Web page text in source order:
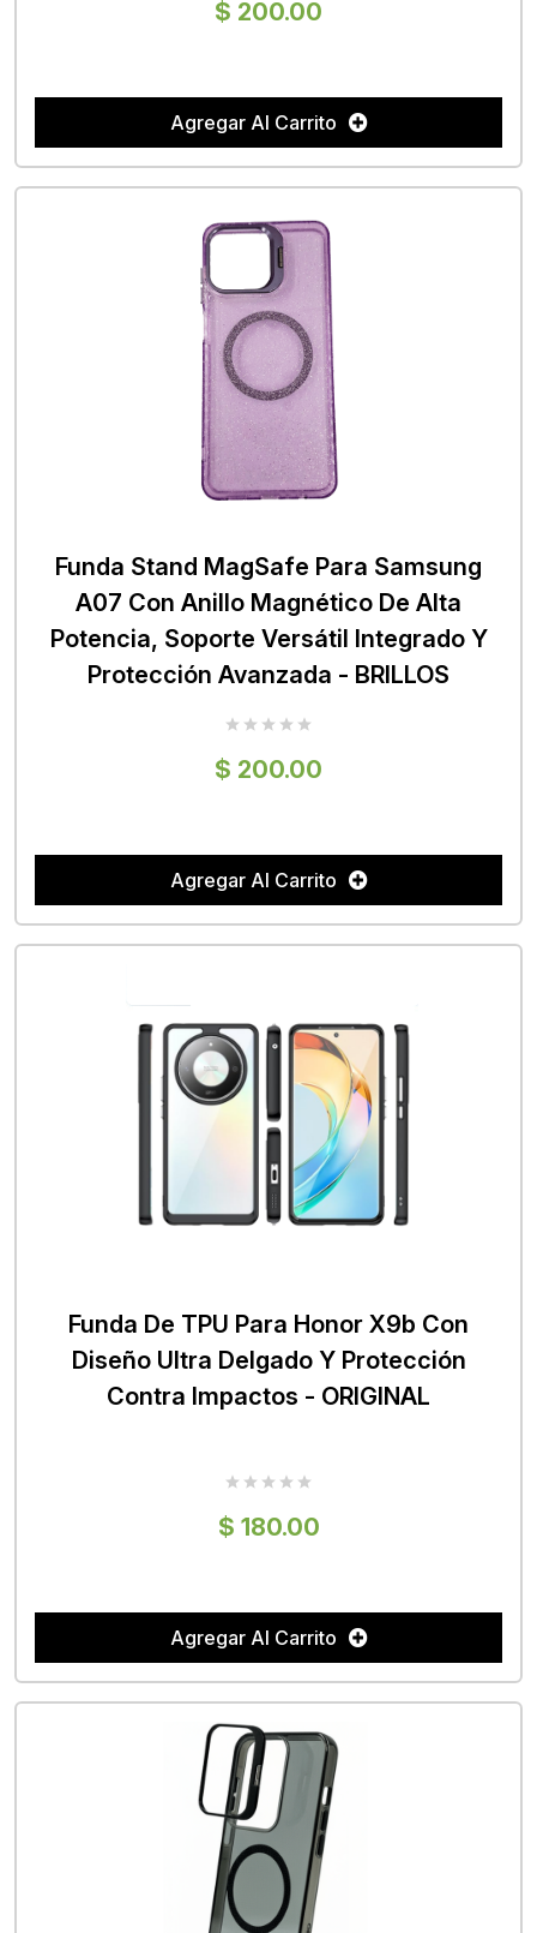
$ 200.00
Agregar Al Carrito
Funda Stand MagSafe Para Samsung
A07 Con Anillo Magnético De Alta
Potencia, Soporte Versátil Integrado Y
Protección Avanzada - BRILLOS
$ 200.00
Agregar Al Carrito
Funda De TPU Para Honor X9b Con
Diseño Ultra Delgado Y Protección
Contra Impactos - ORIGINAL
$ 180.00
Agregar Al Carrito